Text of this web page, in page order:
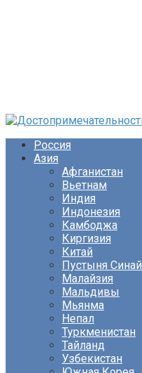
Перейти
контентуРоссия
Азия
Афганистан
Вьетнам
Индия
Индонезия
Камбоджа
Киргизия
Китай
Пустыня Синай
Малайзия
Мальдивы
Мьянма
Непал
Туркменистан
Тайланд
Узбекистан